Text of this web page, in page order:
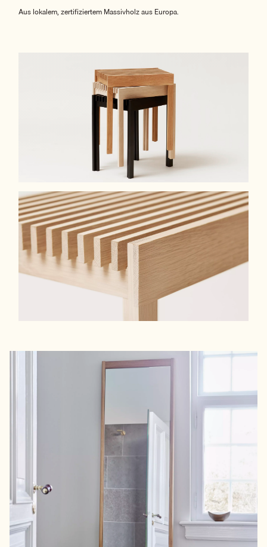
Aus lokalem, zertifiziertem Massivholz aus Europa.